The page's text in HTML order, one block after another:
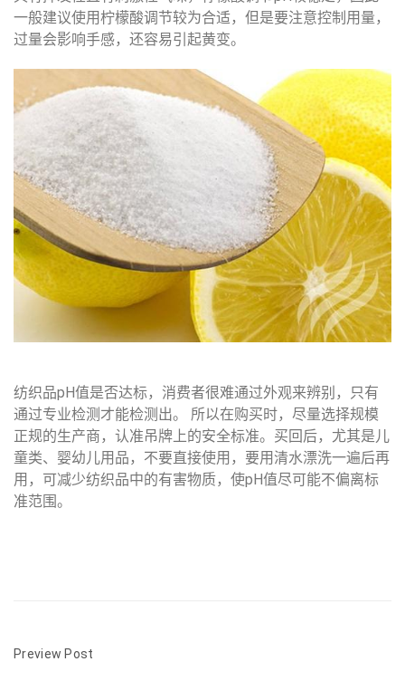
一般建议使用柠檬酸调节较为合适，但是要注意控制用量，
过量会影响手感，还容易引起黄变。
纺织品pH值是否达标，消费者很难通过外观来辨别，只有
通过专业检测才能检测出。 所以在购买时，尽量选择规模
正规的生产商，认准吊牌上的安全标准。买回后，尤其是儿
童类、婴幼儿用品，不要直接使用，要用清水漂洗一遍后再
用，可减少纺织品中的有害物质，使pH值尽可能不偏离标
准范围。
Preview Post